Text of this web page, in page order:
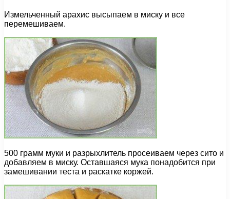
Измельченный арахис высыпаем в миску и все
перемешиваем.
500 грамм муки и разрыхлитель просеиваем через сито и
добавляем в миску. Оставшаяся мука понадобится при
замешивании теста и раскатке коржей.